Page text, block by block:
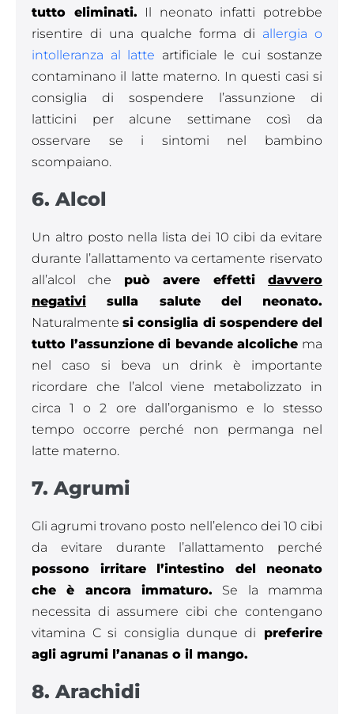
tutto eliminati. Il neonato infatti potrebbe
risentire di una qualche forma di allergia o
intolleranza al latte artificiale le cui sostanze
contaminano il latte materno. In questi casi si
consiglia di sospendere l’assunzione di
latticini per alcune settimane così da
osservare se i sintomi nel bambino
scompaiano.
6. Alcol
Un altro posto nella lista dei 10 cibi da evitare
durante l’allattamento va certamente riservato
all’alcol che può avere effettidavvero
negativi sulla salute del neonato.
Naturalmentesi consiglia di sospendere del
tutto l’assunzione di bevande alcoliche ma
nel caso si beva un drink è importante
ricordare che l’alcol viene metabolizzato in
circa 1 o 2 ore dall’organismo e lo stesso
tempo occorre perché non permanga nel
latte materno.
7. Agrumi
Gli agrumi trovano posto nell’elenco dei 10 cibi
da evitare durante l’allattamento perché
possono irritare l’intestino del neonato
che è ancora immaturo. Se la mamma
necessita di assumere cibi che contengano
vitamina C si consiglia dunque di preferire
agli agrumi l’ananas o il mango.
8. Arachidi